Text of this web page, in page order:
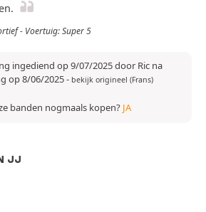
- Voertuig: Super 5
ingediend op 9/07/2025 door Ric na
op 8/06/2025- bekijk origineel (Frans)
banden nogmaals kopen? JA
JJ